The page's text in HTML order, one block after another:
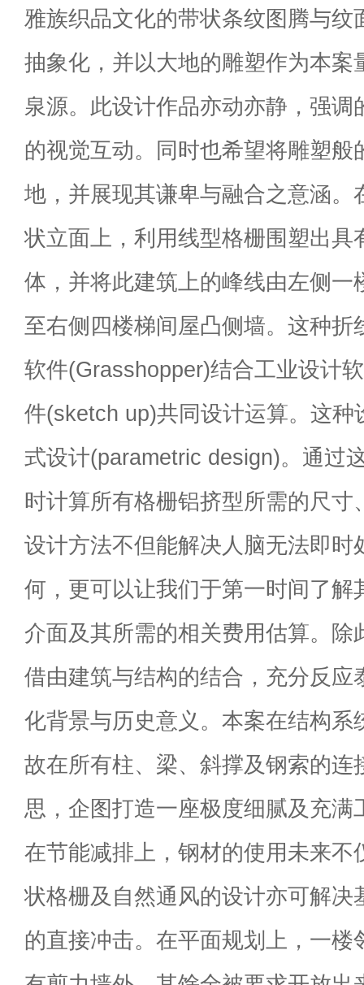
雅族织品文化的带状条纹图腾与纹
抽象化，并以大地的雕塑作为本案
泉源。此设计作品亦动亦静，强调
的视觉互动。同时也希望将雕塑般
地，并展现其谦卑与融合之意涵。
状立面上，利用线型格栅围塑出具
体，并将此建筑上的峰线由左侧一
至右侧四楼梯间屋凸侧墙。这种折
软件(Grasshopper)结合工业设计
件(sketch up)共同设计运算。这种
式设计(parametric design)。通过
时计算所有格栅铝挤型所需的尺寸
设计方法不但能解决人脑无法即时
何，更可以让我们于第一时间了解
介面及其所需的相关费用估算。除
借由建筑与结构的结合，充分反应
化背景与历史意义。本案在结构系
故在所有柱、梁、斜撑及钢索的连
思，企图打造一座极度细腻及充满
在节能减排上，钢材的使用未来不
状格栅及自然通风的设计亦可解决
的直接冲击。在平面规划上，一楼